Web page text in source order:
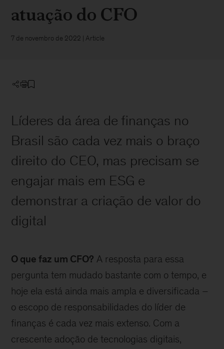
atuação do CFO
7 de novembro de 2022 | Article
Líderes da área de finanças no
Brasil são cada vez mais o braço
direito do CEO, mas precisam se
engajar mais em ESG e
demonstrar a criação de valor do
digital
O que faz um CFO? A resposta para essa
pergunta tem mudado bastante com o tempo, e
hoje ela está ainda mais ampla e diversificada –
o escopo de responsabilidades do líder de
finanças é cada vez mais extenso. Com a
crescente adoção de tecnologias digitais,